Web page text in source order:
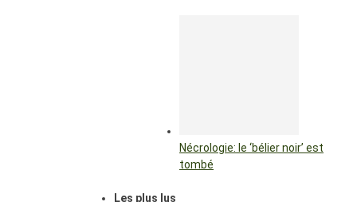
Nécrologie: le ‘bélier noir’ est
tombé
Les plus lus